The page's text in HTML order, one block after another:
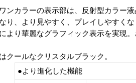
ンカラーの表示部は、反射型カラー
り、より見やすく、プレイしやすく
より華麗なグラフィック表示を実現
クールなクリスタルブラック。
●より進化した機能